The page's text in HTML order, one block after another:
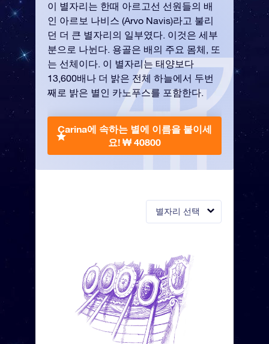
별자리 선택
이 별자리는 한때 아르고선 선원들의 배
인 아르보 나비스 (Arvo Navis)라고 불리
던 더 큰 별자리의 일부였다. 이것은 세부
분으로 나뉜다. 용골은 배의 주요 몸체, 또
는 선체이다. 이 별자리는 태양보다
13,600배나 더 밝은 전체 하늘에서 두번
째로 밝은 별인 카노푸스를 포함한다.
Carina에 속하는 별에 이름을 붙이세
요! ₩ 40800